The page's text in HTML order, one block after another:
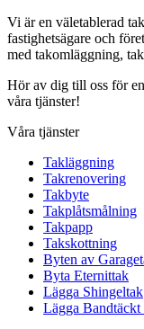
Vi är en väletablerad
fastighetsägare och
med takomläggning,
Hör av dig till oss för
våra tjänster!
Våra tjänster
Takläggning
Takrenovering
Takbyte
Takplåtsmålning
Takpapp
Takskottning
Byten av
Byta Eternittak
Lägga Shingeltak
Lägga